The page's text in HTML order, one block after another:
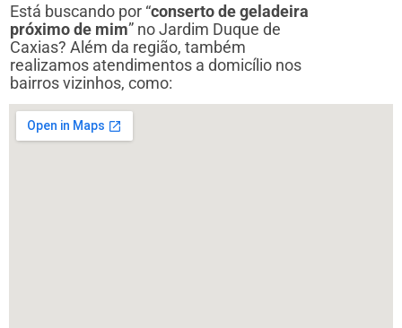
Está buscando por “conserto de geladeira
próximo de mim” no Jardim Duque de
Caxias? Além da região, também
realizamos atendimentos a domicílio nos
bairros vizinhos, como: